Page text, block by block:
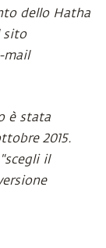
dello Hatha
sito
mail
è stata
2015.
il